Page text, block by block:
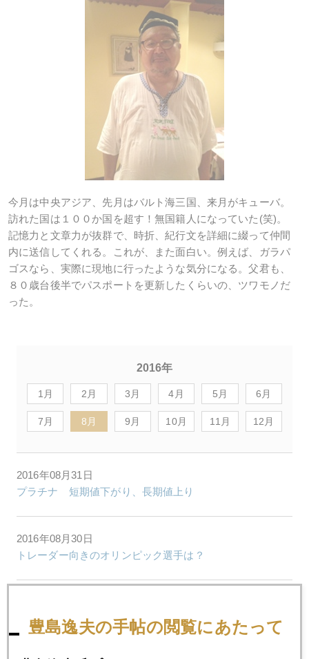
今月は中央アジア、先月はバルト海三国、来月がキューバ。
訪れた国は１００か国を超す！無国籍人になっていた(笑)。
記憶力と文章力が抜群で、時折、紀行文を詳細に綴って仲間
内に送信してくれる。これが、また面白い。例えば、ガラパ
ゴスなら、実際に現地に行ったような気分になる。父君も、
８０歳台後半でパスポートを更新したくらいの、ツワモノだ
った。
2016年
1月 2月 3月 4月 5月 6月
7月 8月 9月 10月 11月 12月
2016年08月31日
プラチナ 短期値下がり、長期値上り
2016年08月30日
トレーダー向きのオリンピック選手は？
伏兵副議長発言で円高進行回避
豊島逸夫の手帖の閲覧にあたって